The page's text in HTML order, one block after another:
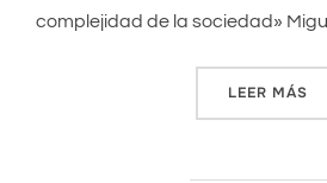
complejidad de la sociedad»
LEER MÁS